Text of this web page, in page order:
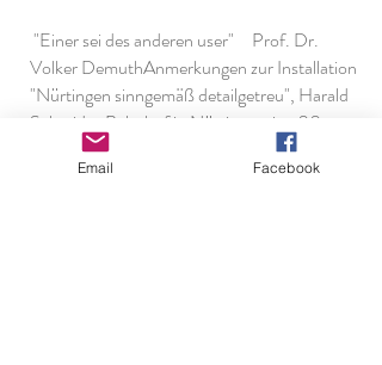
"Einer sei des anderen user" Prof. Dr.
Volker DemuthAnmerkungen zur Installation
"Nürtingen sinngemäß detailgetreu", Harald
Schmidt- Bahnhof in Nürtingen in „00-
007“ Katalog zu aktuellen Arbeiten von
Andreas Mayer-Brennenstuhl (2007)
Email Facebook